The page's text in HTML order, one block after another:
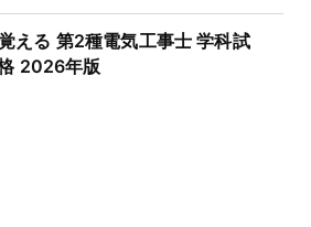
える 第2種電気工事士 学科試
2026年版